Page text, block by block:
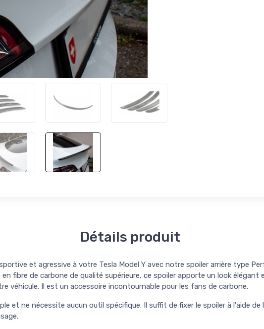
Détails produit
et agressive à votre Tesla Model Y avec notre spoiler arrière type
en fibre de carbone de qualité supérieure, ce spoiler apporte un look élégant
véhicule. Il est un accessoire incontournable pour les fans de carbone.
et ne nécessite aucun outil spécifique. Il suffit de fixer le spoiler à l'aide de